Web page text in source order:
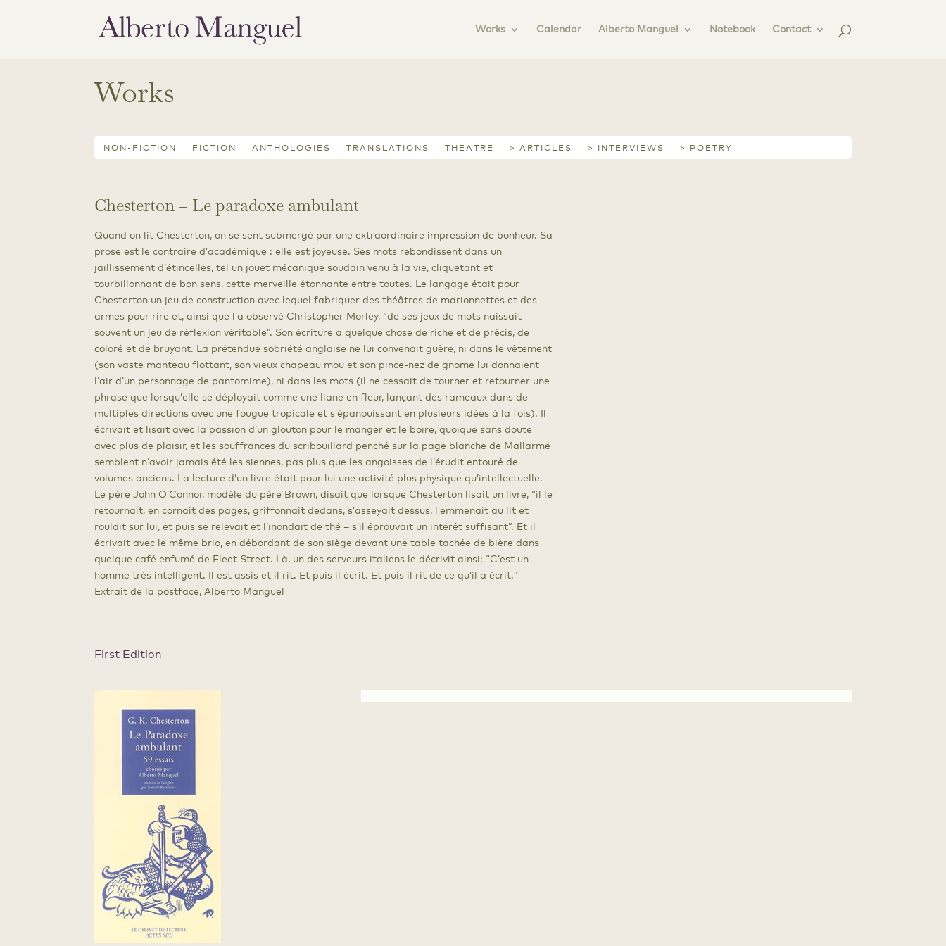
Works Calendar Alberto Manguel Notebook Contact
Works
NON-FICTION FICTION ANTHOLOGIES TRANSLATIONS THEATRE > ARTICLES > INTERVIEWS > POETRY
Chesterton – Le paradoxe ambulant
Quand on lit Chesterton, on se sent submergé par une extraordinaire impression de bonheur. Sa
prose est le contraire d’académique : elle est joyeuse. Ses mots rebondissent dans un
jaillissement d’étincelles, tel un jouet mécanique soudain venu à la vie, cliquetant et
tourbillonnant de bon sens, cette merveille étonnante entre toutes. Le langage était pour
Chesterton un jeu de construction avec lequel fabriquer des théâtres de marionnettes et des
armes pour rire et, ainsi que l’a observé Christopher Morley, “de ses jeux de mots naissait
souvent un jeu de réflexion véritable”. Son écriture a quelque chose de riche et de précis, de
coloré et de bruyant. La prétendue sobriété anglaise ne lui convenait guère, ni dans le vêtement
(son vaste manteau flottant, son vieux chapeau mou et son pince-nez de gnome lui donnaient
l’air d’un personnage de pantomime), ni dans les mots (il ne cessait de tourner et retourner une
phrase que lorsqu’elle se déployait comme une liane en fleur, lançant des rameaux dans de
multiples directions avec une fougue tropicale et s’épanouissant en plusieurs idées à la fois). Il
écrivait et lisait avec la passion d’un glouton pour le manger et le boire, quoique sans doute
avec plus de plaisir, et les souffrances du scribouillard penché sur la page blanche de Mallarmé
semblent n’avoir jamais été les siennes, pas plus que les angoisses de l’érudit entouré de
volumes anciens. La lecture d’un livre était pour lui une activité plus physique qu’intellectuelle.
Le père John O’Connor, modèle du père Brown, disait que lorsque Chesterton lisait un livre, “il le
retournait, en cornait des pages, griffonnait dedans, s’asseyait dessus, l’emmenait au lit et
roulait sur lui, et puis se relevait et l’inondait de thé – s’il éprouvait un intérêt suffisant”. Et il
écrivait avec le même brio, en débordant de son siège devant une table tachée de bière dans
quelque café enfumé de Fleet Street. Là, un des serveurs italiens le décrivit ainsi: “C’est un
homme très intelligent. Il est assis et il rit. Et puis il écrit. Et puis il rit de ce qu’il a écrit.” –
Extrait de la postface, Alberto Manguel
First Edition